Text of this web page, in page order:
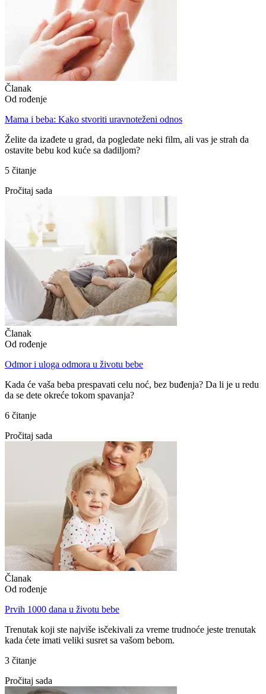
Članak
Od rođenjе
Mama i beba: Kako stvoriti uravnoteženi odnos
Želite da izađete u grad, da pogledate neki film, ali vas je strah da
ostavite bebu kod kuće sa dadiljom?
5 čitanje
Pročitaj sada
Članak
Od rođenjе
Odmor i uloga odmora u životu bebe
Kada će vaša beba prespavati celu noć, bez buđenja? Da li je u redu
da se dete okreće tokom spavanja?
6 čitanje
Pročitaj sada
Članak
Od rođenjе
Prvih 1000 dana u životu bebe
Trenutak koji ste najviše isčekivali za vreme trudnoće jeste trenutak
kada ćete imati veliki susret sa vašom bebom.
3 čitanje
Pročitaj sada